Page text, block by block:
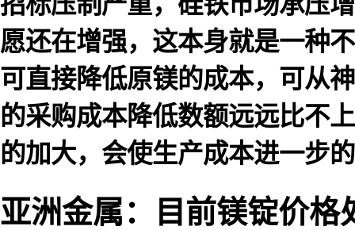
愿还在增强，这本身就是一种
可直接降低原镁的成本，可从
的采购成本降低数额远远比不
的加大，会使生产成本进一步
亚洲金属：目前镁锭价格